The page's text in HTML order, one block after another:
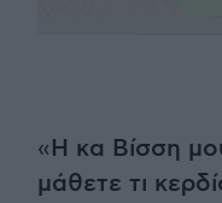
«Η κα Βίσση
μάθετε τι